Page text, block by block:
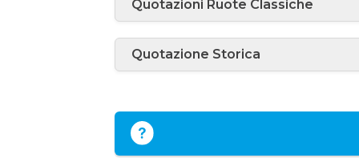
Quotazioni Ruote Classiche
Quotazione Storica